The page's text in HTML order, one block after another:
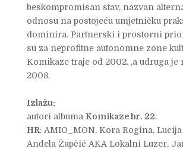
beskompromisan stav, nazvan
odnosu na postojeću umjetničku
dominira. Partnerski i prostorni
su za neprofitne autonomne zone
Komikaze traje od 2002. ,a udruga
2008.
Izlažu:
autori albuma Komikaze br. 22:
HR: AMIO_MON, Kora Rogina,
Anđela Žapčić AKA Lokalni Luzer,